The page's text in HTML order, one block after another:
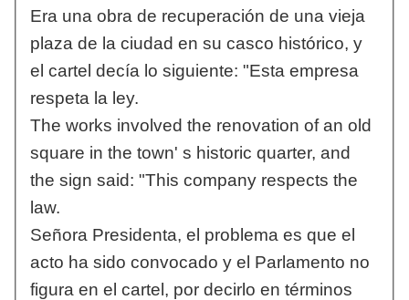
Era una obra de recuperación de una vieja
plaza de la ciudad en su casco histórico, y
el cartel decía lo siguiente: "Esta empresa
respeta la ley.
The works involved the renovation of an old
square in the town' s historic quarter, and
the sign said: "This company respects the
law.
Señora Presidenta, el problema es que el
acto ha sido convocado y el Parlamento no
figura en el cartel, por decirlo en términos